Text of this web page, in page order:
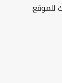
للموقع.